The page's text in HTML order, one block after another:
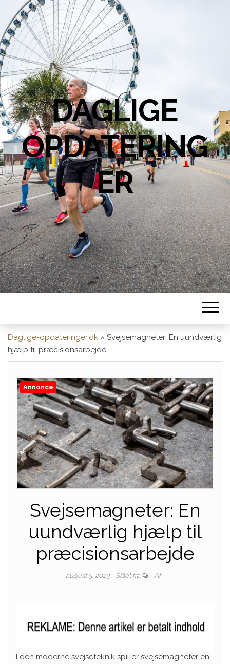
DAGLIGE
OPDATERING
ER
Daglige-opdateringer.dk » Svejsemagneter: En uundværlig
hjælp til præcisionsarbejde
Annonce
Svejsemagneter: En
uundværlig hjælp til
præcisionsarbejde
august 5, 2023 Slået fra Af
I den moderne svejseteknik spiller svejsemagneter en